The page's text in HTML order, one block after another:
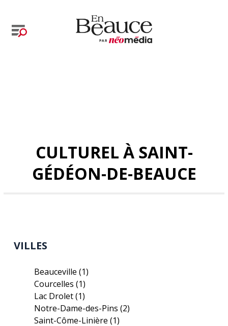
CULTUREL À SAINT-
GÉDÉON-DE-BEAUCE
VILLES
Beauceville(1)
Courcelles(1)
Lac Drolet(1)
Notre-Dame-des-Pins(2)
Saint-Côme-Linière(1)